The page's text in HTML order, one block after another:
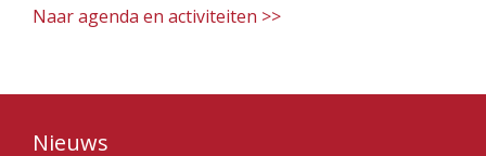
Naar agenda en activiteiten >>
Nieuws